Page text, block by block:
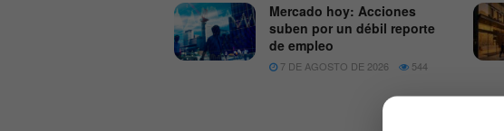
Mercado hoy: Acciones
suben por un débil reporte
de empleo
7 DE AGOSTO DE 2026 544